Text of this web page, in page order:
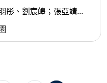
彤、劉宸皞；張亞靖老